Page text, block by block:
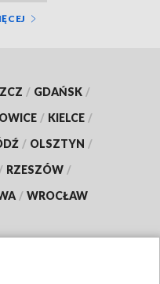
/ GDAŃSK /
/ KIELCE /
/ OLSZTYN /
/ RZESZÓW /
/ WROCŁAW